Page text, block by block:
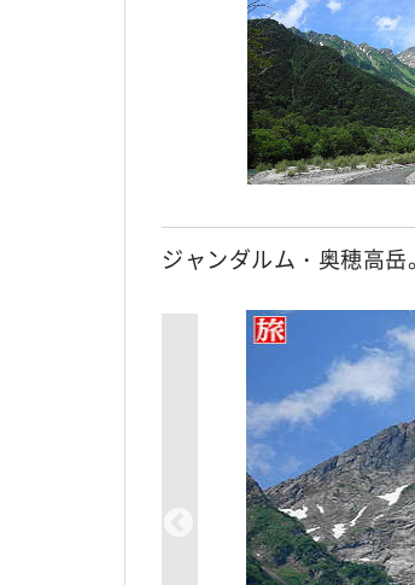
ジャンダルム・奥穂高岳